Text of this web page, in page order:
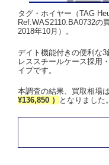
タグ・ホイヤー（TAG
Ref.WAS2110.BA0732の
2018年10月）。
デイト機能付きの便利な
レススチールケース採用
イプです。
本調査の結果、買取相場は
¥136,850 ）
となりました。